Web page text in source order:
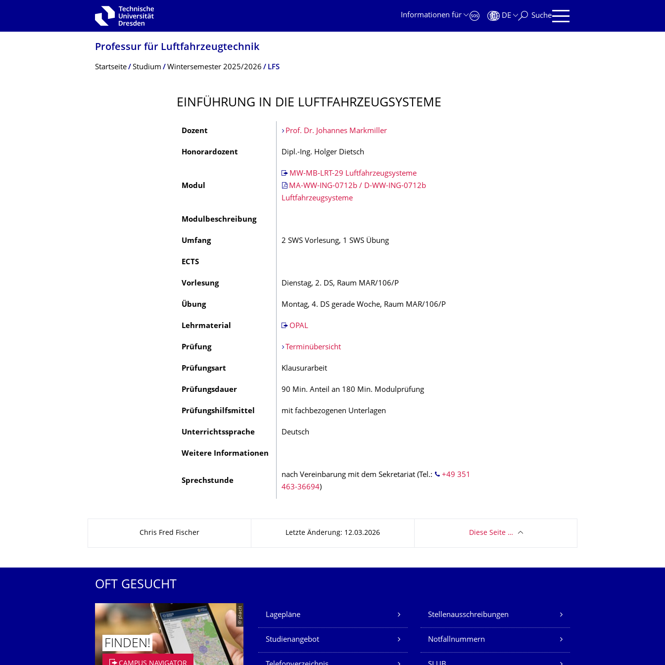
Zur Hauptnavigation springen
Informationen für
DE Suche
Professur für Luftfahrzeugtech­nik
Breadcrumb-Menü
Startseite Studium Wintersemester 2025/2026 LFS
EINFÜHRUNG IN DIE LUFTFAHRZEUG­SYSTEME
Dozent Prof. Dr. Johannes Markmiller
Honorardozent Dipl.-Ing. Holger Dietsch
Modul
MW-MB-LRT-29 Luftfahrzeugsysteme
MA-WW-ING-0712b / D-WW-ING-0712b
Luftfahrzeugsysteme
Modulbeschreibung
Umfang 2 SWS Vorlesung, 1 SWS Übung
ECTS
Vorlesung Dienstag, 2. DS, Raum MAR/106/P
Übung Montag, 4. DS gerade Woche, Raum MAR/106/P
Lehrmaterial OPAL
Prüfung Terminübersicht
Prüfungsart Klausurarbeit
Prüfungsdauer 90 Min. Anteil an 180 Min. Modulprüfung
Prüfungshilfsmittel mit fachbezogenen Unterlagen
Unterrichtssprache Deutsch
Weitere Informationen
Sprechstunde
nach Vereinbarung mit dem Sekretariat (Tel.:
+49 351
463-36694)
Chris Fred Fischer Letzte Änderung: 12.03.2026 Diese Seite …
OFT GESUCHT
© placit
FINDEN!
CAMPUS NAVIGATOR
Unsere Dienste
Lagepläne Stellenausschreibungen
Studienangebot Notfallnummern